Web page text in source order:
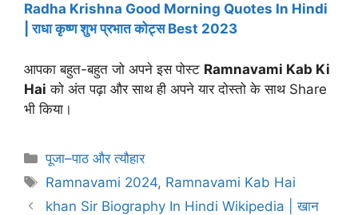
Radha Krishna Good Morning Quotes In Hindi
| राधा कृष्ण शुभ प्रभात कोट्स Best 2023
आपका बहुत-बहुत जो अपने इस पोस्ट Ramnavami Kab Ki
Hai को अंत पढ़ा और साथ ही अपने यार दोस्तो के साथ Share
भी किया।
Categories
पूजा–पाठ और त्यौहार
Tags
Ramnavami 2024, Ramnavami Kab Hai
khan Sir Biography In Hindi Wikipedia | खान